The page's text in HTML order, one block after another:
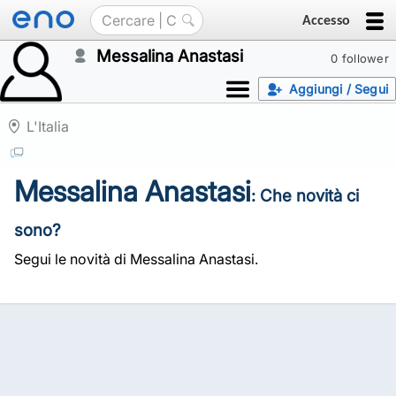
Accesso
0 follower
Messalina Anastasi
Aggiungi / Segui
L'Italia
Messalina Anastasi: Che novità ci
sono?
Segui le novità di Messalina Anastasi.